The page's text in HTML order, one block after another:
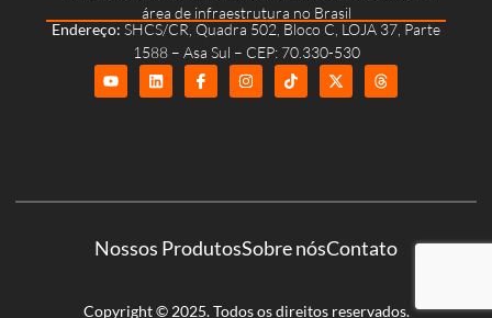
área de infraestrutura no Brasil
Endereço: SHCS/CR, Quadra 502, Bloco C, LOJA 37, Parte
1588 – Asa Sul – CEP: 70.330-530
Nossos ProdutosSobre nósContato
Copyright © 2025. Todos os direitos reservados.